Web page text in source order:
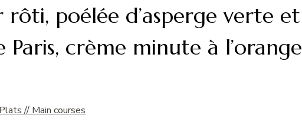
poélée d’asperge verte et
Paris, crème minute à l’orange
Plats // Main courses